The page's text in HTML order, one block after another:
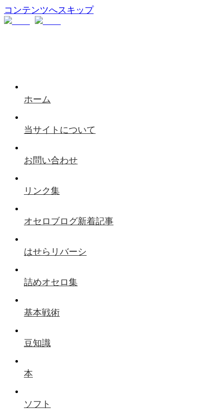
コンテンツへスキップ
ホーム
当サイトについて
お問い合わせ
リンク集
オセロブログ新着記事
はせらリバーシ
詰めオセロ集
基本戦術
豆知識
本
ソフト